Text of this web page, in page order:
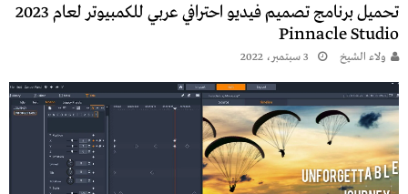
تحميل برنامج تصميم فيديو احترافي عربي للكمبيوتر لعام 2023
Pinnacle Studio
ولاء الشيخ 3 سبتمبر، 2022